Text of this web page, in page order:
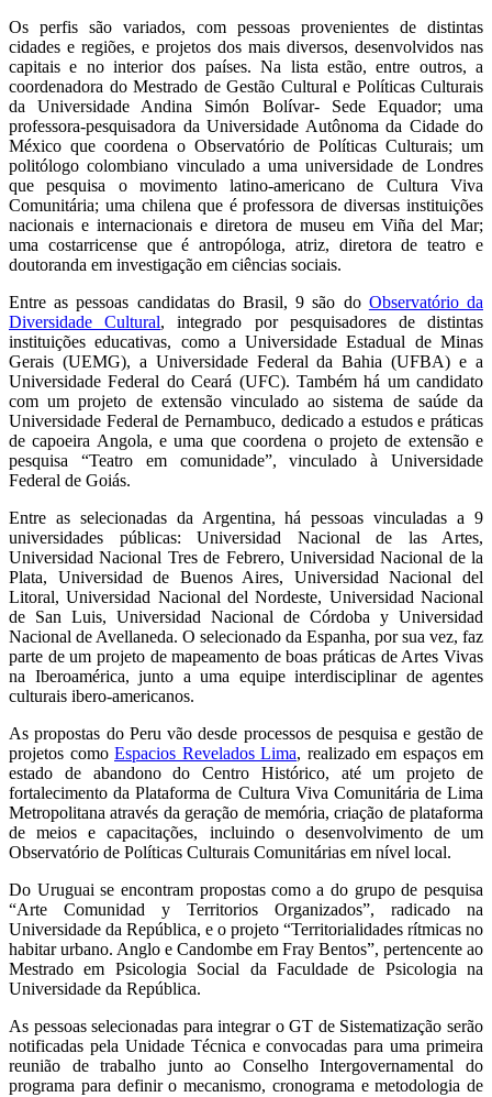
Os perfis são variados, com pessoas provenientes de distintas
cidades e regiões, e projetos dos mais diversos, desenvolvidos nas
capitais e no interior dos países. Na lista estão, entre outros, a
coordenadora do Mestrado de Gestão Cultural e Políticas Culturais
da Universidade Andina Simón Bolívar- Sede Equador; uma
professora-pesquisadora da Universidade Autônoma da Cidade do
México que coordena o Observatório de Políticas Culturais; um
politólogo colombiano vinculado a uma universidade de Londres
que pesquisa o movimento latino-americano de Cultura Viva
Comunitária; uma chilena que é professora de diversas instituições
nacionais e internacionais e diretora de museu em Viña del Mar;
uma costarricense que é antropóloga, atriz, diretora de teatro e
doutoranda em investigação em ciências sociais.
Entre as pessoas candidatas do Brasil, 9 são do Observatório da
Diversidade Cultural, integrado por pesquisadores de distintas
instituições educativas, como a Universidade Estadual de Minas
Gerais (UEMG), a Universidade Federal da Bahia (UFBA) e a
Universidade Federal do Ceará (UFC). Também há um candidato
com um projeto de extensão vinculado ao sistema de saúde da
Universidade Federal de Pernambuco, dedicado a estudos e práticas
de capoeira Angola, e uma que coordena o projeto de extensão e
pesquisa “Teatro em comunidade”, vinculado à Universidade
Federal de Goiás.
Entre as selecionadas da Argentina, há pessoas vinculadas a 9
universidades públicas: Universidad Nacional de las Artes,
Universidad Nacional Tres de Febrero, Universidad Nacional de la
Plata, Universidad de Buenos Aires, Universidad Nacional del
Litoral, Universidad Nacional del Nordeste, Universidad Nacional
de San Luis, Universidad Nacional de Córdoba y Universidad
Nacional de Avellaneda. O selecionado da Espanha, por sua vez, faz
parte de um projeto de mapeamento de boas práticas de Artes Vivas
na Iberoamérica, junto a uma equipe interdisciplinar de agentes
culturais ibero-americanos.
As propostas do Peru vão desde processos de pesquisa e gestão de
projetos como Espacios Revelados Lima, realizado em espaços em
estado de abandono do Centro Histórico, até um projeto de
fortalecimento da Plataforma de Cultura Viva Comunitária de Lima
Metropolitana através da geração de memória, criação de plataforma
de meios e capacitações, incluindo o desenvolvimento de um
Observatório de Políticas Culturais Comunitárias em nível local.
Do Uruguai se encontram propostas como a do grupo de pesquisa
“Arte Comunidad y Territorios Organizados”, radicado na
Universidade da República, e o projeto “Territorialidades rítmicas no
habitar urbano. Anglo e Candombe em Fray Bentos”, pertencente ao
Mestrado em Psicologia Social da Faculdade de Psicologia na
Universidade da República.
As pessoas selecionadas para integrar o GT de Sistematização serão
notificadas pela Unidade Técnica e convocadas para uma primeira
reunião de trabalho junto ao Conselho Intergovernamental do
programa para definir o mecanismo, cronograma e metodologia de